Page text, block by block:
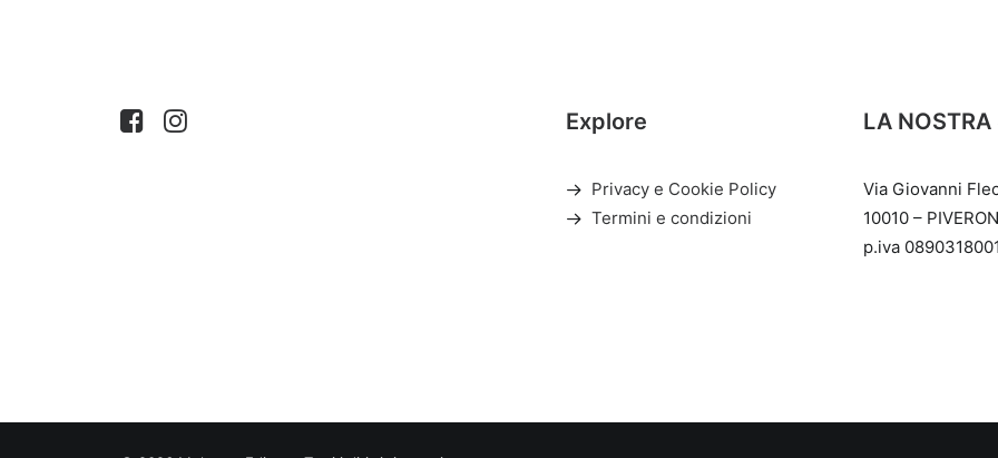
Explore
Privacy e Cookie Policy
Termini e condizioni
LA NOSTRA
Via Giovanni
10010 –
p.iva